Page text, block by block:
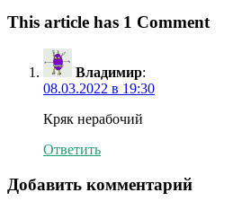
This article has 1 Comment
Владимир:
08.03.2022 в 19:30
Кряк нерабочий
Ответить
Добавить комментарий